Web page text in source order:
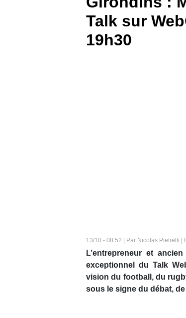
Talk sur
19h30
13/10 - 08:52 | Par Nicolas Pietrelli |
L’entrepreneur et
exceptionnel du Talk
vision du football, du
sous le signe du débat,